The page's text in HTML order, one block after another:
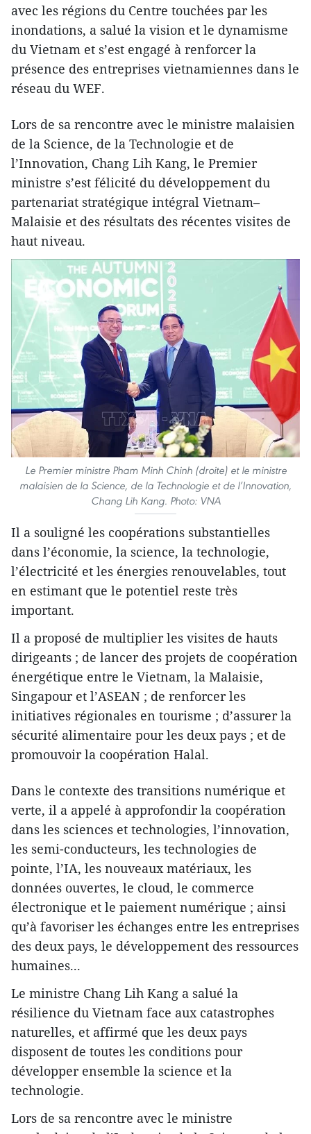
avec les régions du Centre touchées par les
inondations, a salué la vision et le dynamisme
du Vietnam et s’est engagé à renforcer la
présence des entreprises vietnamiennes dans le
réseau du WEF.
Lors de sa rencontre avec le ministre malaisien
de la Science, de la Technologie et de
l’Innovation, Chang Lih Kang, le Premier
ministre s’est félicité du développement du
partenariat stratégique intégral Vietnam–
Malaisie et des résultats des récentes visites de
haut niveau.
Le Premier ministre Pham Minh Chinh (droite) et le ministre
malaisien de la Science, de la Technologie et de l’Innovation,
Chang Lih Kang. Photo: VNA
Il a souligné les coopérations substantielles
dans l’économie, la science, la technologie,
l’électricité et les énergies renouvelables, tout
en estimant que le potentiel reste très
important.
Il a proposé de multiplier les visites de hauts
dirigeants ; de lancer des projets de coopération
énergétique entre le Vietnam, la Malaisie,
Singapour et l’ASEAN ; de renforcer les
initiatives régionales en tourisme ; d’assurer la
sécurité alimentaire pour les deux pays ; et de
promouvoir la coopération Halal.
Dans le contexte des transitions numérique et
verte, il a appelé à approfondir la coopération
dans les sciences et technologies, l’innovation,
les semi-conducteurs, les technologies de
pointe, l’IA, les nouveaux matériaux, les
données ouvertes, le cloud, le commerce
électronique et le paiement numérique ; ainsi
qu’à favoriser les échanges entre les entreprises
des deux pays, le développement des ressources
humaines...
Le ministre Chang Lih Kang a salué la
résilience du Vietnam face aux catastrophes
naturelles, et affirmé que les deux pays
disposent de toutes les conditions pour
développer ensemble la science et la
technologie.
Lors de sa rencontre avec le ministre